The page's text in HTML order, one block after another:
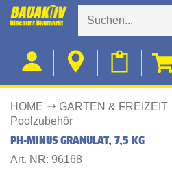
HOME GARTEN & FREIZEIT
Poolzubehör
PH-MINUS GRANULAT, 7,5 KG
Art. NR: 96168